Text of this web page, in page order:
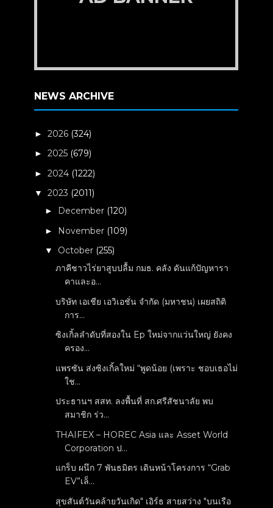
NEWS ARCHIVE
►2026 (324)
►2025 (679)
►2024 (1222)
▼2023 (2011)
► December (120)
► November (109)
▼ October (255)
ภาคีชาวไร่ยาสูบปลื้ม กมธ. คลัง ดันแก้ปัญหารา
คาและอ...
บริษัท เอเชีย เอวิเอชั่น จำกัด (มหาชน) เผยสถิติ
การ...
ซิงเกิ้ลลำดับที่สองใน Ep ใหม่จากแว่นใหญ่ ยังคง
ครอง...
แพรซัน ส่งซิงเกิ้ลใหม่ “พูดน้อย (เพราะ ชอบเธอไม่
ใช...
ประธานฯ สสท. ลงพื้นที่ สก.ศรีสัชนาลัย พบ
สมาชิก ร่ว...
THAIFEX – HOREC Asia และ Asset World
Corporation ป...
แกร็บ ผนึก 7 พันธมิตร เดินหน้าโครงการ “Grab
EV”เล็...
สุขสันต์วันคล้ายวันเกิด" เอิร์ธ สายสว่าง "บนเรือ